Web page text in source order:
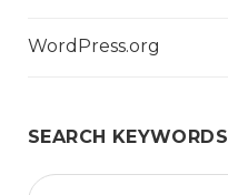
WordPress.org
SEARCH KEYWORDS